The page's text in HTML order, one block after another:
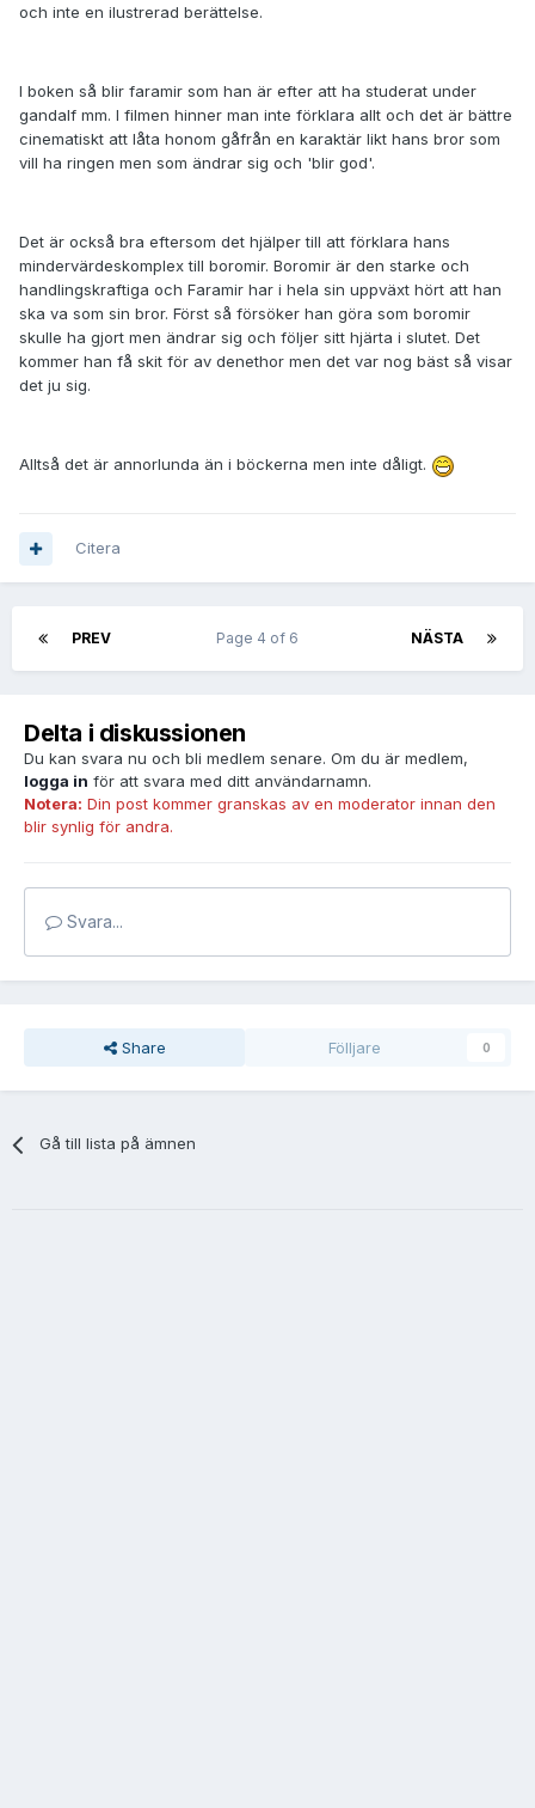
och inte en ilustrerad berättelse.
I boken så blir faramir som han är efter att ha studerat under
gandalf mm. I filmen hinner man inte förklara allt och det är bättre
cinematiskt att låta honom gåfrån en karaktär likt hans bror som
vill ha ringen men som ändrar sig och 'blir god'.
Det är också bra eftersom det hjälper till att förklara hans
mindervärdeskomplex till boromir. Boromir är den starke och
handlingskraftiga och Faramir har i hela sin uppväxt hört att han
ska va som sin bror. Först så försöker han göra som boromir
skulle ha gjort men ändrar sig och följer sitt hjärta i slutet. Det
kommer han få skit för av denethor men det var nog bäst så visar
det ju sig.
Alltså det är annorlunda än i böckerna men inte dåligt.
Citera
PREV NÄSTA
Page 4 of 6
Delta i diskussionen
Du kan svara nu och bli medlem senare. Om du är medlem,
logga in för att svara med ditt användarnamn.
Notera: Din post kommer granskas av en moderator innan den
blir synlig för andra.
Svara...
Share Fölljare 0
Gå till lista på ämnen